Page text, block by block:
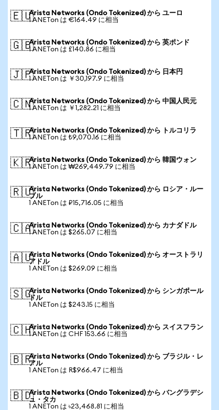
🇪🇺Arista Networks (Ondo Tokenized) から ユーロ
1 ANETon は €164.49 に相当
🇬🇧Arista Networks (Ondo Tokenized) から 英ポンド
1 ANETon は £140.86 に相当
🇯🇵Arista Networks (Ondo Tokenized) から 日本円
1 ANETon は ￥30,197.9 に相当
🇨🇳Arista Networks (Ondo Tokenized) から 中国人民元
1 ANETon は ￥1,282.21 に相当
🇹🇷Arista Networks (Ondo Tokenized) から トルコリラ
1 ANETon は ₺9,070.16 に相当
🇰🇷Arista Networks (Ondo Tokenized) から 韓国ウォン
1 ANETon は ₩269,449.79 に相当
🇷🇺Arista Networks (Ondo Tokenized) から ロシア・ルー
ブル
1 ANETon は ₽15,716.05 に相当
🇨🇦Arista Networks (Ondo Tokenized) から カナダドル
1 ANETon は $265.07 に相当
🇦🇺Arista Networks (Ondo Tokenized) から オーストラリ
アドル
1 ANETon は $269.09 に相当
🇸🇬Arista Networks (Ondo Tokenized) から シンガポール
ドル
1 ANETon は $243.15 に相当
🇨🇭Arista Networks (Ondo Tokenized) から スイスフラン
1 ANETon は CHF 153.66 に相当
🇧🇷Arista Networks (Ondo Tokenized) から ブラジル・レ
アル
1 ANETon は R$966.47 に相当
🇧🇩Arista Networks (Ondo Tokenized) から バングラデシ
ュ・タカ
1 ANETon は ৳23,468.81 に相当